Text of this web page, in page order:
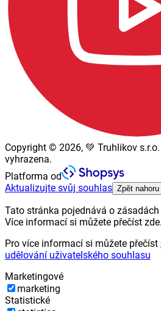
Copyright © 2026, 💚 Truhlikov
vyhrazena.
Platforma od
Aktualizujte svůj souhlas Zpět nahoru
Tato stránka pojednává o
Více informací si můžete přečíst zde.
Pro více informací si můžete přečíst
udělování uživatelského souhlasu
Marketingové
marketing
Statistické